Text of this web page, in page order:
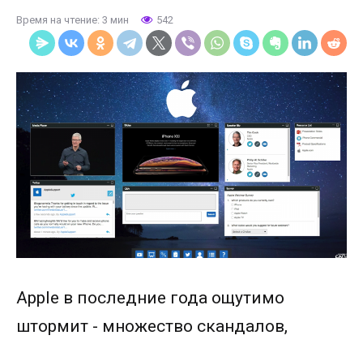
Время на чтение: 3 мин 542
Apple в последние года ощутимо
штормит - множество скандалов,